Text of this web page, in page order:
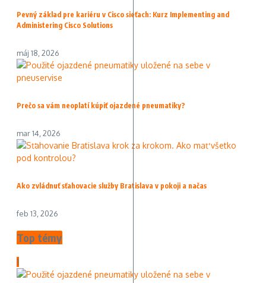
Pevný základ pre kariéru v Cisco sieťach: Kurz Implementing and
Administering Cisco Solutions
máj 18, 2026
Prečo sa vám neoplatí kúpiť ojazdené pneumatiky?
mar 14, 2026
Ako zvládnuť sťahovacie služby Bratislava v pokoji a načas
feb 13, 2026
Top témy
1